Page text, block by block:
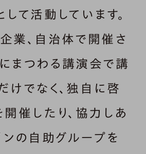
して活動しています。
業、自治体で開催さ
まつわる講演会で講
けでなく、独自に啓
開催したり、協力しあ
ンの自助グループを